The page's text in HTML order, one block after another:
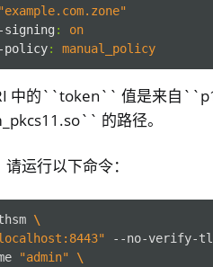
"example.com.zone"
signing :
on
policy: manual_policy
中的``token`` 值是来自
的路径。
运行以下命令：
\
--no-verify-
"admin"
\